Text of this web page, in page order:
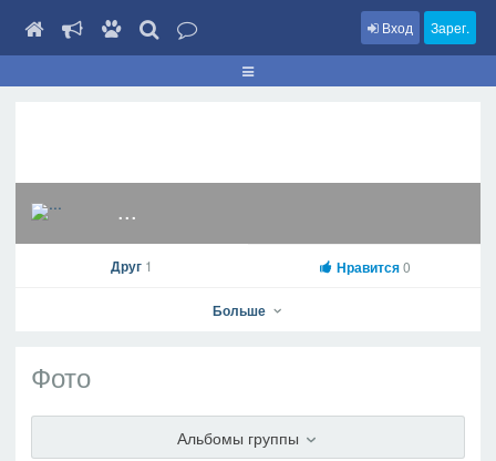
Вход Зарег.
...
...
Друг 1 Нравится0
Больше
Фото
Альбомы группы